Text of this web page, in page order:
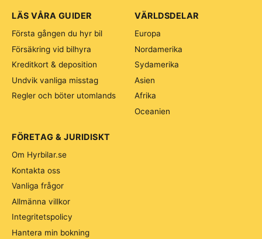
VÄRLDSDELAR
Europa
Nordamerika
Sydamerika
Asien
Afrika
Oceanien
LÄS VÅRA GUIDER
Första gången du hyr bil
Försäkring vid bilhyra
Kreditkort & deposition
Undvik vanliga misstag
Regler och böter utomlands
FÖRETAG & JURIDISKT
Om Hyrbilar.se
Kontakta oss
Vanliga frågor
Allmänna villkor
Integritetspolicy
Hantera min bokning